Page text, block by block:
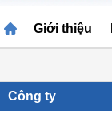
Giới thiệu
Công ty